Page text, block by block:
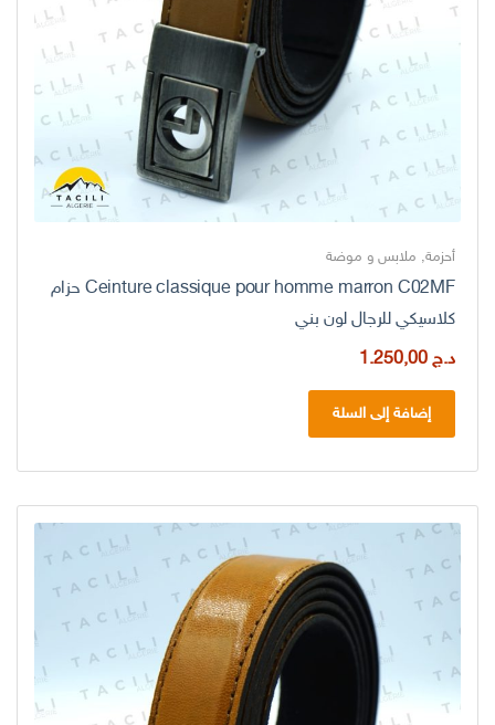
أحزمة, ملابس و موضة
Ceinture classique pour homme marron C02MF حزام
كلاسيكي للرجال لون بني
د.ج
إضافة إلى السلة